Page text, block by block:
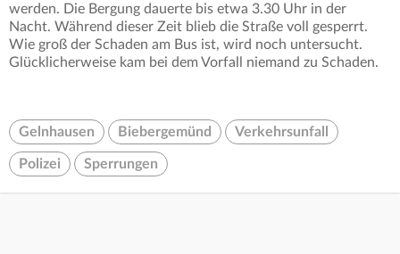
werden. Die Bergung dauerte bis etwa 3.30 Uhr in der
Nacht. Während dieser Zeit blieb die Straße voll gesperrt.
Wie groß der Schaden am Bus ist, wird noch untersucht.
Glücklicherweise kam bei dem Vorfall niemand zu Schaden.
Gelnhausen Biebergemünd Verkehrsunfall
Polizei Sperrungen